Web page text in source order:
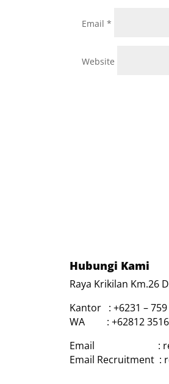
Email*
Website
Hubungi Kami
Raya Krikilan Km.26
Kantor : +6231 –
WA : +62812 3516
Email :
Email Recruitment :